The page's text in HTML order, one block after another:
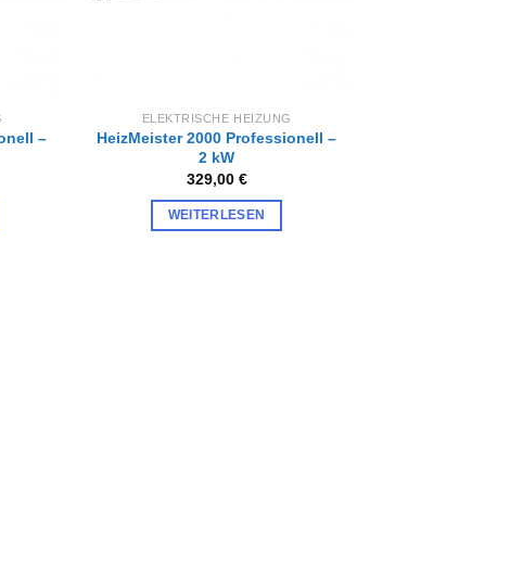
–
ELEKTRISCHE HEIZUNG
HeizMeister 2000 Professionell –
2 kW
329,00 €
WEITERLESEN